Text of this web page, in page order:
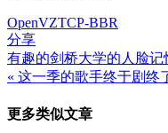
OpenVZTCP-BBR
分享
文
章
导
有趣的剑桥大学的人脸记
« 这一季的歌手终于剧终
更多类似文章